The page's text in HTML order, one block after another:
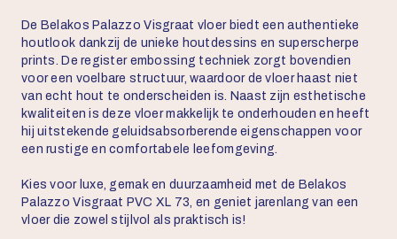
De Belakos Palazzo Visgraat vloer biedt een authentieke
houtlook dankzij de unieke houtdessins en superscherpe
prints. De register embossing techniek zorgt bovendien
voor een voelbare structuur, waardoor de vloer haast niet
van echt hout te onderscheiden is. Naast zijn esthetische
kwaliteiten is deze vloer makkelijk te onderhouden en heeft
hij uitstekende geluidsabsorberende eigenschappen voor
een rustige en comfortabele leefomgeving.
Kies voor luxe, gemak en duurzaamheid met de Belakos
Palazzo Visgraat PVC XL 73, en geniet jarenlang van een
vloer die zowel stijlvol als praktisch is!